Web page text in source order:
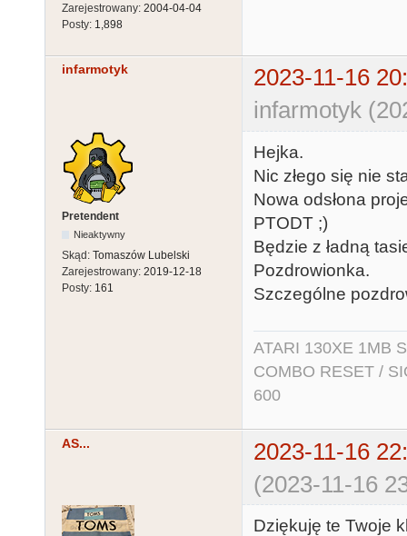
Zarejestrowany: 2004-04-04
Posty: 1,898
infarmotyk
2023-11-16
infarmotyk
Pretendent
Nieaktywny
Skąd: Tomaszów Lubelski
Zarejestrowany: 2019-12-18
Posty: 161
Hejka.
Nic złego się nie
Nowa odsłona
PTODT ;)
Będzie z ładną
Pozdrowionka.
Szczególne
ATARI 130XE 1MB
COMBO RESET /
600
AS...
2023-11-16
(2023-11-16
Dziękuję te Twoje